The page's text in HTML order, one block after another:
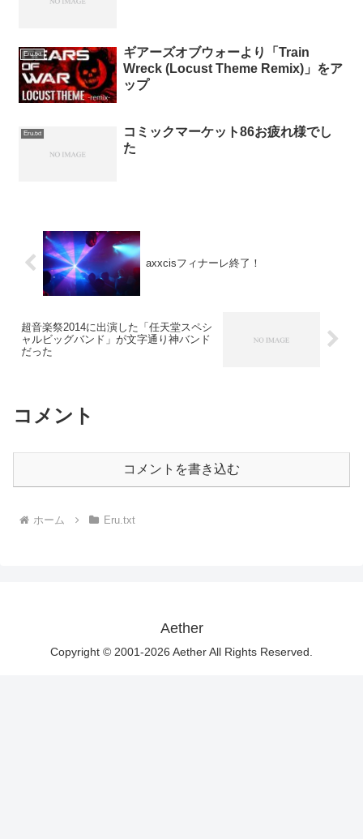
Eru.txt
ギアーズオブウォーより「Train
Wreck (Locust Theme Remix)」をア
ップ
Eru.txt
コミックマーケット86お疲れ様でし
た
axxcisフィナーレ終了！
超音楽祭2014に出演した「任天堂スペシ
ャルビッグバンド」が文字通り神バンド
だった
コメント
コメントを書き込む
ホーム Eru.txt
Aether
Copyright © 2001-2026 Aether All Rights Reserved.